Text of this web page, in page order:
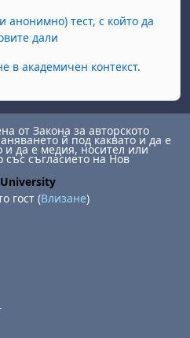
анонимно) тест, с който да
дали
в академичен контекст.
от Закона за авторското
й под каквато и да е
и да е медия, носител или
съгласието на Нов
гост (Влизане)